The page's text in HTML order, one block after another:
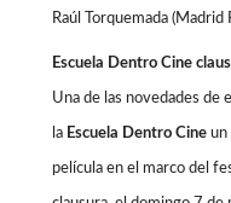
Raúl Torquemada (Madrid
Escuela Dentro Cine
Una de las novedades de
la Escuela Dentro Cineun
película en el marco del